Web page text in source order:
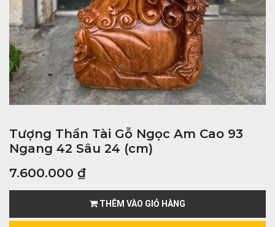
Tượng Thần Tài Gỗ Ngọc Am Cao 93
Ngang 42 Sâu 24 (cm)
7.600.000 ₫
THÊM VÀO GIỎ HÀNG